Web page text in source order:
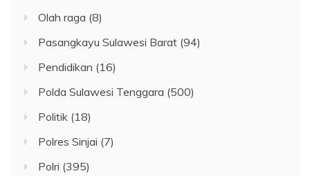
Olah raga (8)
Pasangkayu Sulawesi Barat (94)
Pendidikan (16)
Polda Sulawesi Tenggara (500)
Politik (18)
Polres Sinjai (7)
Polri (395)